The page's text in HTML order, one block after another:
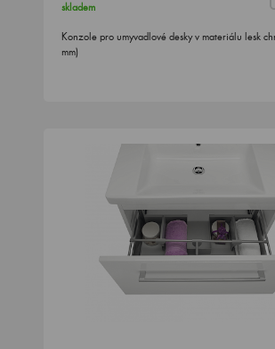
skladem
Konzole pro umyvadlové desky v materiálu lesk
mm)